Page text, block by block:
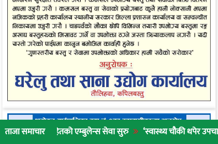
ताजा समाचारएम्बुलेन्स सेवा सुरु ‘स्वास्थ्य चौकी थपेर उपचार गर्नुभन्दा